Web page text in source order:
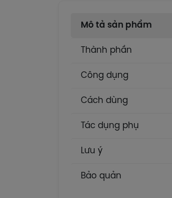
Mô tả sản phẩm
Thành phần
Công dụng
Cách dùng
Tác dụng phụ
Lưu ý
Bảo quản